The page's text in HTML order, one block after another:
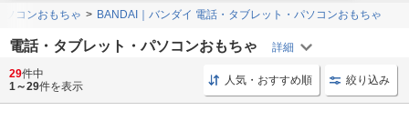
ソコンおもちゃ BANDAI｜バンダイ 電話・タブレット・パソコンおもちゃ
電話・タブレット・パソコンおもちゃ
知育グッズ 幼児 知育グッズ タカラトミー いないい
29件中
1～29件を表示 人気・おすすめ順 絞り込み